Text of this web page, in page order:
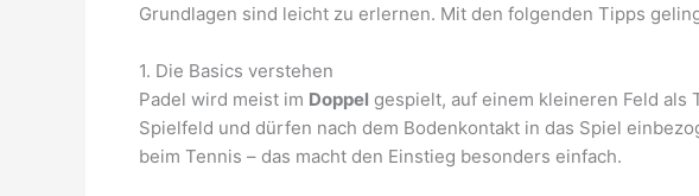
Grundlagen sind leicht zu erlernen. Mit den folgenden Tipps
1. Die Basics verstehen
Padel wird meist im Doppel gespielt, auf einem kleineren Feld als
Spielfeld und dürfen nach dem Bodenkontakt in das Spiel
beim Tennis – das macht den Einstieg besonders einfach.